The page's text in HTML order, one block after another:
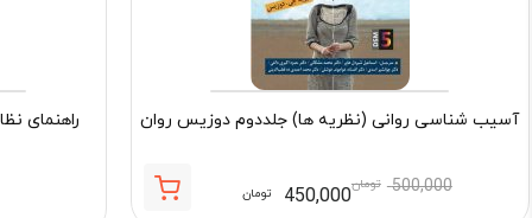
آسیب شناسی روانی (نظریه ها) جلددوم دوزیس روان
500,000 تومان450,000 تومان
راهنمای